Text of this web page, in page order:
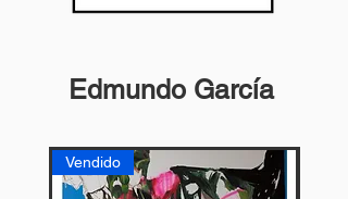
Edmundo García
Vendido